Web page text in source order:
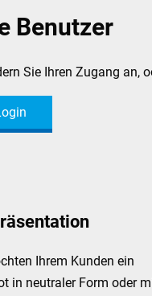
Benutzer
Sie Ihren Zugang an,
Ihrem Kunden ein
in neutraler Form oder